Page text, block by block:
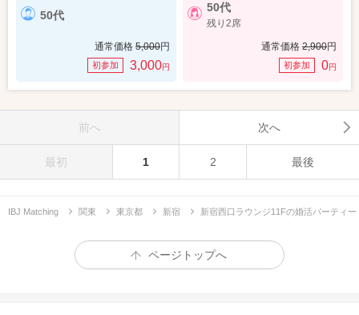
50代
通常価格 5,000円
初参加 3,000円
50代
残り2席
通常価格 2,900円
初参加 0円
前へ 次へ
最初 1 2 最後
IBJ Matching 関東 東京都 新宿 新宿西口ラウンジ11Fの婚活パーティー
ページトップへ